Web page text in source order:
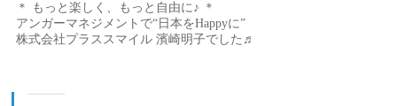
＊ もっと楽しく、もっと自由に♪ ＊
アンガーマネジメントで“日本をHappyに”
株式会社プラススマイル 濱崎明子でした♬